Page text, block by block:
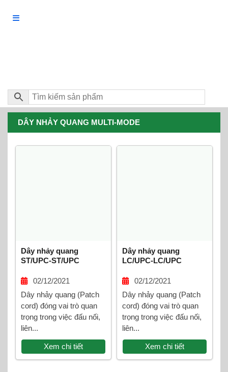
DÂY NHẢY QUANG MULTI-MODE
Dây nhảy quang
ST/UPC-ST/UPC
02/12/2021
Dây nhảy quang (Patch
cord) đóng vai trò quan
trọng trong việc đấu nối,
liên...
Xem chi tiết
Dây nhảy quang
LC/UPC-LC/UPC
02/12/2021
Dây nhảy quang (Patch
cord) đóng vai trò quan
trọng trong việc đấu nối,
liên...
Xem chi tiết